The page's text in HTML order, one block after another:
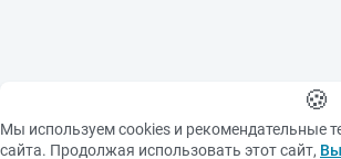
🍪
Мы используем cookies и рекомендательные
сайта. Продолжая использовать этот сайт,